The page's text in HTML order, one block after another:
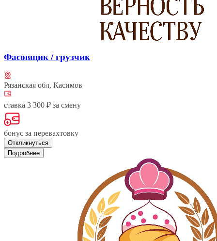
Фасовщик / грузчик
Рязанская обл, Касимов
ставка 3 300 ₽ за смену
бонус за перевахтовку
Откликнуться
Подробнее